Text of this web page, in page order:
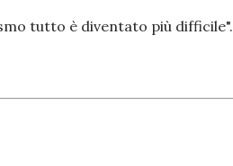
tutto è diventato più difficile".